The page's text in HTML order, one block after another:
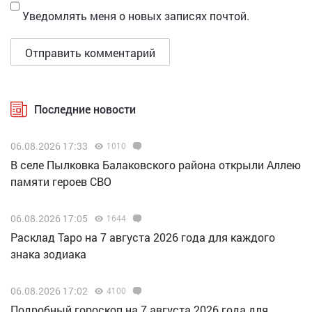
Уведомлять меня о новых записях почтой.
Последние новости
06.08.2026 17:33 1010
В селе Пылковка Балаковского района открыли Аллею
памяти героев СВО
06.08.2026 17:05 1644
Расклад Таро на 7 августа 2026 года для каждого
знака зодиака
06.08.2026 17:02 4100